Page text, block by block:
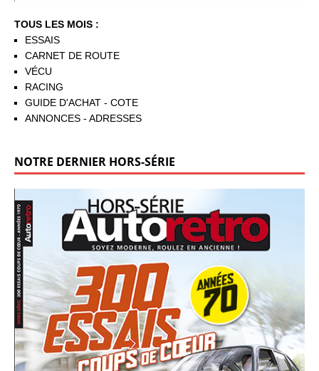
TOUS LES MOIS :
ESSAIS
CARNET DE ROUTE
VÉCU
RACING
GUIDE D'ACHAT - COTE
ANNONCES - ADRESSES
NOTRE DERNIER HORS-SÉRIE